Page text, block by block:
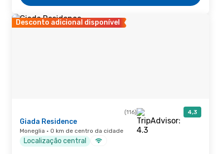
Desconto adicional disponível
(116) 4,3
Giada Residence
Moneglia · 0 km de centro da cidade
Localização central